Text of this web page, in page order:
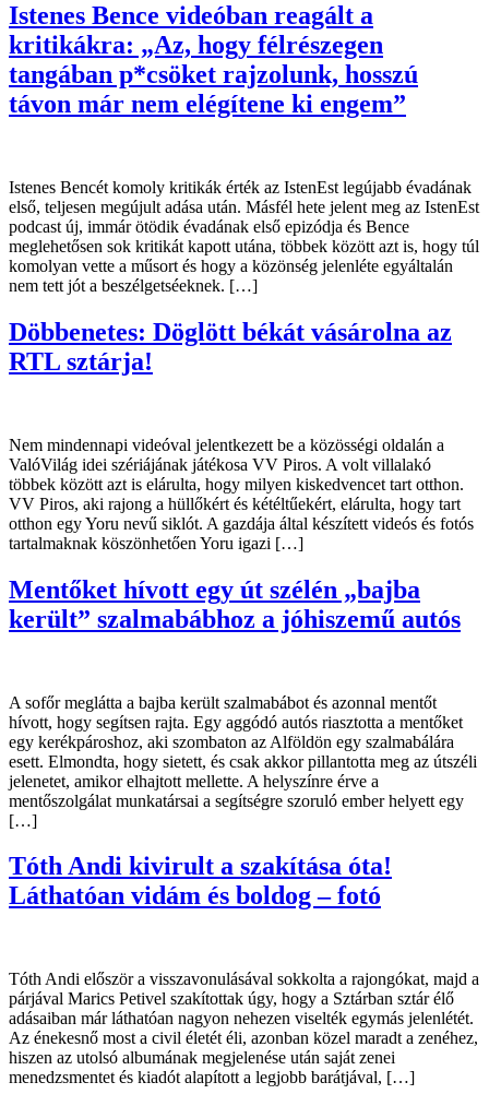
Istenes Bence videóban reagált a
kritikákra: „Az, hogy félrészegen
tangában p*csöket rajzolunk, hosszú
távon már nem elégítene ki engem”
Istenes Bencét komoly kritikák érték az IstenEst legújabb évadának
első, teljesen megújult adása után. Másfél hete jelent meg az IstenEst
podcast új, immár ötödik évadának első epizódja és Bence
meglehetősen sok kritikát kapott utána, többek között azt is, hogy túl
komolyan vette a műsort és hogy a közönség jelenléte egyáltalán
nem tett jót a beszélgetséeknek. […]
Döbbenetes: Döglött békát vásárolna az
RTL sztárja!
Nem mindennapi videóval jelentkezett be a közösségi oldalán a
ValóVilág idei szériájának játékosa VV Piros. A volt villalakó
többek között azt is elárulta, hogy milyen kiskedvencet tart otthon.
VV Piros, aki rajong a hüllőkért és kétéltűekért, elárulta, hogy tart
otthon egy Yoru nevű siklót. A gazdája által készített videós és fotós
tartalmaknak köszönhetően Yoru igazi […]
Mentőket hívott egy út szélén „bajba
került” szalmabábhoz a jóhiszemű autós
A sofőr meglátta a bajba került szalmabábot és azonnal mentőt
hívott, hogy segítsen rajta. Egy aggódó autós riasztotta a mentőket
egy kerékpároshoz, aki szombaton az Alföldön egy szalmabálára
esett. Elmondta, hogy sietett, és csak akkor pillantotta meg az útszéli
jelenetet, amikor elhajtott mellette. A helyszínre érve a
mentőszolgálat munkatársai a segítségre szoruló ember helyett egy
[…]
Tóth Andi kivirult a szakítása óta!
Láthatóan vidám és boldog – fotó
Tóth Andi először a visszavonulásával sokkolta a rajongókat, majd a
párjával Marics Petivel szakítottak úgy, hogy a Sztárban sztár élő
adásaiban már láthatóan nagyon nehezen viselték egymás jelenlétét.
Az énekesnő most a civil életét éli, azonban közel maradt a zenéhez,
hiszen az utolsó albumának megjelenése után saját zenei
menedzsmentet és kiadót alapított a legjobb barátjával, […]